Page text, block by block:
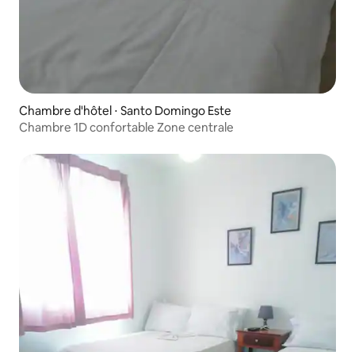
Chambre d'hôtel ⋅ Santo Domingo Este
Chambre 1D confortable Zone centrale